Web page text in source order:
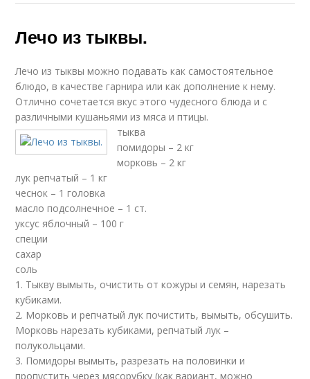
Лечо из тыквы.
Лечо из тыквы можно подавать как самостоятельное
блюдо, в качестве гарнира или как дополнение к нему.
Отлично сочетается вкус этого чудесного блюда и с
различными кушаньями из мяса и птицы.
тыква
помидоры – 2 кг
морковь – 2 кг
лук репчатый – 1 кг
чеснок – 1 головка
масло подсолнечное – 1 ст.
уксус яблочный – 100 г
специи
сахар
соль
1. Тыкву вымыть, очистить от кожуры и семян, нарезать
кубиками.
2. Морковь и репчатый лук почистить, вымыть, обсушить.
Морковь нарезать кубиками, репчатый лук –
полукольцами.
3. Помидоры вымыть, разрезать на половинки и
пропустить через мясорубку (как вариант, можно